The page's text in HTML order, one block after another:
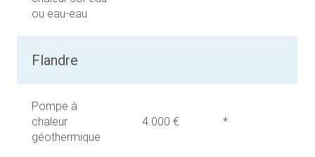
ou eau-eau
Flandre
Pompe à
chaleur
géothermique
4.000 € *